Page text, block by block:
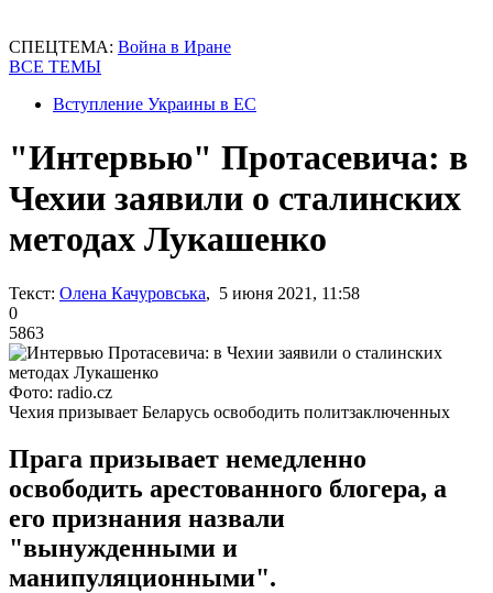
СПЕЦТЕМА: Война в Иране
ВСЕ ТЕМЫ
Вступление Украины в ЕС
"Интервью" Протасевича: в
Чехии заявили о сталинских
методах Лукашенко
Текст: Олена Качуровська, 5 июня 2021, 11:58
0
5863
Фото: radio.cz
Чехия призывает Беларусь освободить политзаключенных
Прага призывает немедленно
освободить арестованного блогера, а
его признания назвали
"вынужденными и
манипуляционными".